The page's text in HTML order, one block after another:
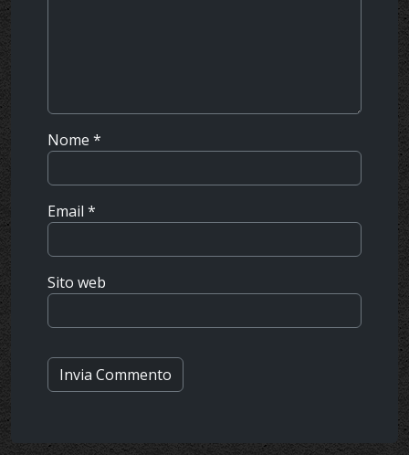
Nome *
Email *
Sito web